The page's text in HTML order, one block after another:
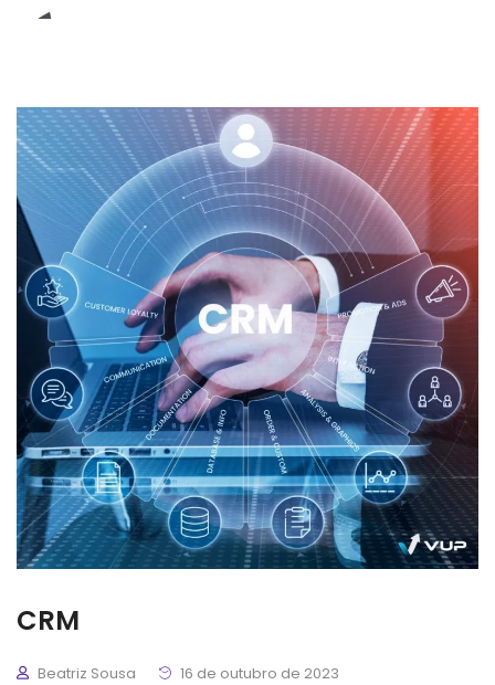
CRM
Beatriz Sousa
16 de outubro de 2023